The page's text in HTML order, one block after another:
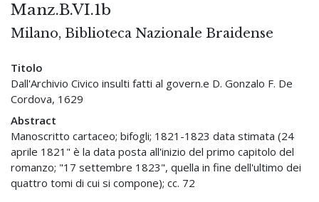
Manz.B.VI.1b
Milano, Biblioteca Nazionale Braidense
Titolo
Dall'Archivio Civico insulti fatti al govern.e D. Gonzalo F. De
Cordova, 1629
Abstract
Manoscritto cartaceo; bifogli; 1821-1823 data stimata (24
aprile 1821" è la data posta all'inizio del primo capitolo del
romanzo; "17 settembre 1823", quella in fine dell'ultimo dei
quattro tomi di cui si compone); cc. 72